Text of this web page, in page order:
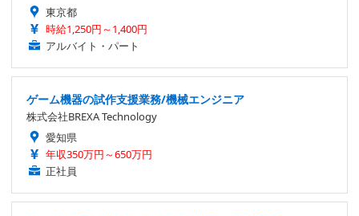
東京都
時給1,250円～1,400円
アルバイト・パート
ゲーム機器の試作支援業務/機械エンジニア
株式会社BREXA Technology
愛知県
年収350万円～650万円
正社員